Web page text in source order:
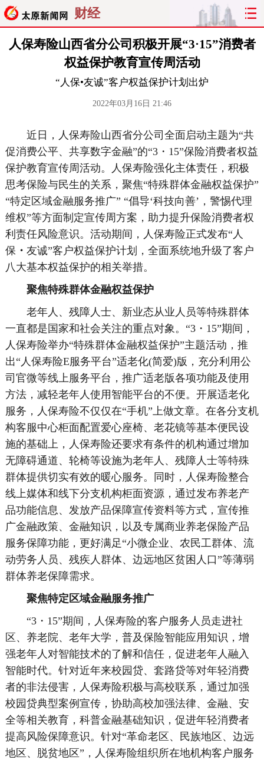
财经
人保寿险山西省分公司积极开展“3·15”消费者
权益保护教育宣传周活动
“人保•友诚”客户权益保护计划出炉
2022年03月16日 21:46
近日，人保寿险山西省分公司全面启动主题为“共
促消费公平、共享数字金融”的“3・15”保险消费者权益
保护教育宣传周活动。人保寿险强化主体责任，积极
思考保险与民生的关系，聚焦“特殊群体金融权益保护”
“特定区域金融服务推广” “倡导‘科技向善’，警惕代理
维权”等方面制定宣传周方案，助力提升保险消费者权
利责任风险意识。活动期间，人保寿险正式发布“人
保 ・ 友诚”客户权益保护计划，全面系统地升级了客户
八大基本权益保护的相关举措。
聚焦特殊群体金融权益保护
老年人、残障人士、新业态从业人员等特殊群体
一直都是国家和社会关注的重点对象。“3・15”期间，
人保寿险举办“特殊群体金融权益保护”主题活动，推
出“人保寿险E服务平台”适老化(简爱)版，充分利用公
司官微等线上服务平台，推广适老版各项功能及使用
方法，减轻老年人使用智能平台的不便。开展适老化
服务，人保寿险不仅仅在“手机”上做文章。在各分支机
构客服中心柜面配置爱心座椅、老花镜等基本便民设
施的基础上，人保寿险还要求有条件的机构通过增加
无障碍通道、轮椅等设施为老年人、残障人士等特殊
群体提供切实有效的暖心服务。同时，人保寿险整合
线上媒体和线下分支机构柜面资源，通过发布养老产
品功能信息、发放产品保障宣传资料等方式，宣传推
广金融政策、金融知识，以及专属商业养老保险产品
服务保障功能，更好满足“小微企业、农民工群体、流
动劳务人员、残疾人群体、边远地区贫困人口”等薄弱
群体养老保障需求。
聚焦特定区域金融服务推广
“3・15”期间，人保寿险的客户服务人员走进社
区、养老院、老年大学，普及保险智能应用知识，增
强老年人对智能技术的了解和信任，促进老年人融入
智能时代。针对近年来校园贷、套路贷等对年轻消费
者的非法侵害，人保寿险积极与高校联系，通过加强
校园贷典型案例宣传，协助高校加强法律、金融、安
全等相关教育，科普金融基础知识，促进年轻消费者
提高风险保障意识。针对“革命老区、民族地区、边远
地区、脱贫地区”，人保寿险组织所在地机构客户服务